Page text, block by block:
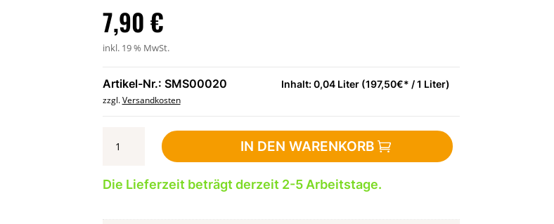
7,90€
inkl. 19 % MwSt.
Artikel-Nr.: SMS00020
zzgl.Versandkosten
Inhalt: 0,04 Liter (197,50€* / 1 Liter)
Williamsbirnenbrand
Spezialitätenbrennerei
IN DEN WARENKORB
Die Lieferzeit beträgt derzeit 2-5 Arbeitstage.